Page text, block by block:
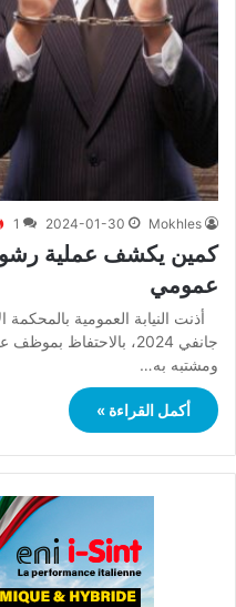
Mokhles
2024-01-30
1
كمين يكشف عملية
عمومي
جانفي 2024،
ومشتبه به…
أكمل القراءة »